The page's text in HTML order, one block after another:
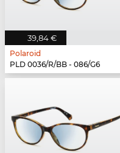
39,84 €
Polaroid
PLD 0036/R/BB - 086/G6